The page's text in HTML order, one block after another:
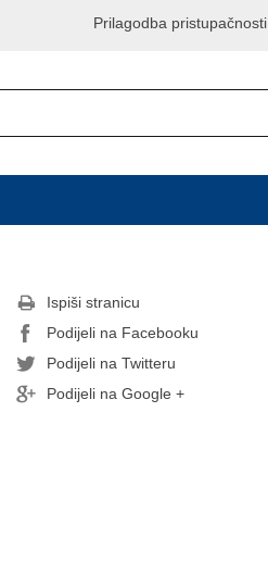
Prilagodba pristupačnosti
Ispiši stranicu
Podijeli na Facebooku
Podijeli na Twitteru
Podijeli na Google +